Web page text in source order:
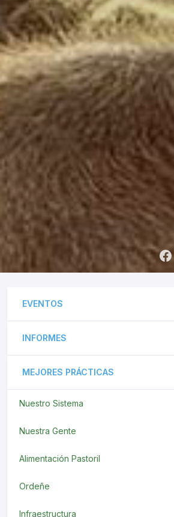
EVENTOS
INFORMES
MEJORES PRÁCTICAS
Nuestro Sistema
Nuestra Gente
Alimentación Pastoril
Ordeñe
Infraestructura